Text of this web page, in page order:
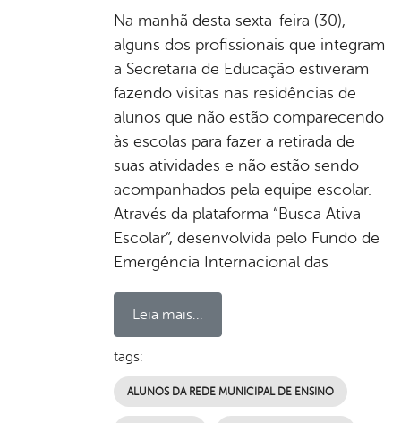
Na manhã desta sexta-feira (30),
alguns dos profissionais que integram
a Secretaria de Educação estiveram
fazendo visitas nas residências de
alunos que não estão comparecendo
às escolas para fazer a retirada de
suas atividades e não estão sendo
acompanhados pela equipe escolar.
Através da plataforma “Busca Ativa
Escolar”, desenvolvida pelo Fundo de
Emergência Internacional das
Leia mais...
tags:
ALUNOS DA REDE MUNICIPAL DE ENSINO